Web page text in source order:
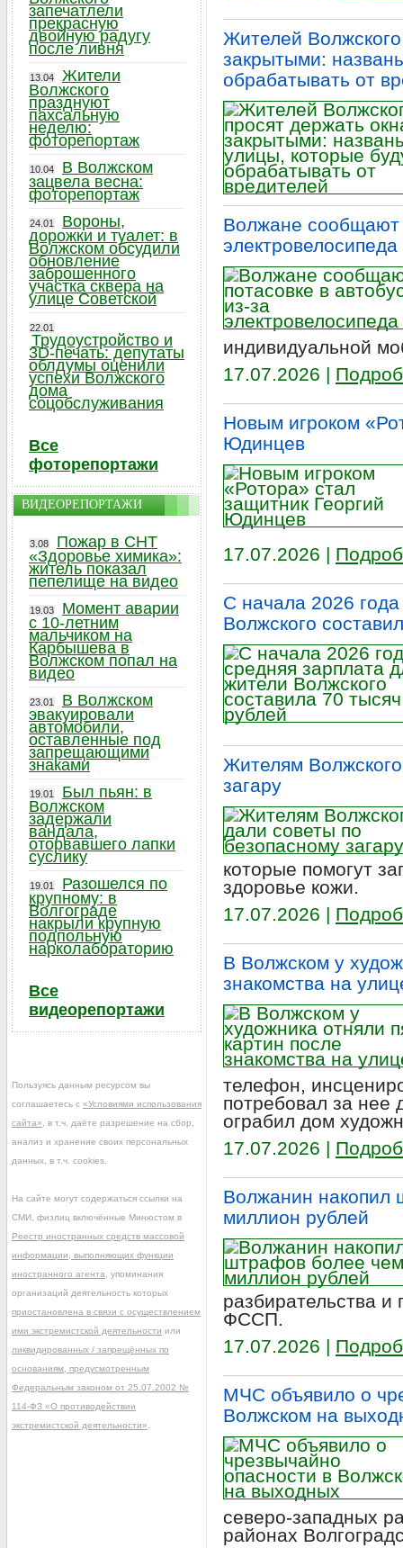
Жителей
закрытыми:
обрабатывать от
Волжане сообщают
электровелосипеда
индивидуальной
17.07.2026 |
Новым игроком
Юдинцев
17.07.2026 |
С начала 2026
Волжского
Жителям
загару
которые помогут
здоровье кожи.
17.07.2026 |
В Волжском у
знакомства на
телефон,
потребовал за нее
ограбил дом
17.07.2026 |
Волжанин накопил
миллион рублей
разбирательства
ФССП.
17.07.2026 |
МЧС объявило о
Волжском на
северо-западных
районах
запечатлели
прекрасную
двойную радугу
после ливня
13.04
Жители
Волжского
празднуют
пахсальную
неделю:
фоторепортаж
10.04
В Волжском
зацвела весна:
фоторепортаж
24.01
Вороны,
дорожки и туалет: в
Волжском обсудили
обновление
заброшенного
участка сквера на
улице Советской
22.01
Трудоустройство и
3D-печать: депутаты
облдумы оценили
успехи Волжского
дома
соцобслуживания
Все
фоторепортажи
ВИДЕОРЕПОРТАЖИ
3.08
Пожар в СНТ
«Здоровье химика»:
житель показал
пепелище на видео
19.03
Момент аварии
с 10-летним
мальчиком на
Карбышева в
Волжском попал на
видео
23.01
В Волжском
эвакуировали
автомобили,
оставленные под
запрещающими
знаками
19.01
Был пьян: в
Волжском
задержали
вандала,
оторвавшего лапки
суслику
19.01
Разошелся по
крупному: в
Волгограде
накрыли крупную
подпольную
нарколабораторию
Все
видеорепортажи
Пользуясь данным ресурсом вы
соглашаетесь с «Условиями использования
сайта» , в т.ч. даёте разрешение на сбор,
анализ и хранение своих персональных
данных, в т.ч. cookies.
На сайте могут содержаться ссылки на
СМИ, физлиц включённые Минюстом в
Реестр иностранных средств массовой
информации, выполняющих функции
иностранного агента , упоминания
организаций деятельность которых
приостановлена в связи с осуществлением
ими экстремистской деятельности или
ликвидированных / запрещённых по
основаниям, предусмотренным
Федеральным законом от 25.07.2002 №
114-ФЗ «О противодействии
экстремистской деятельности»